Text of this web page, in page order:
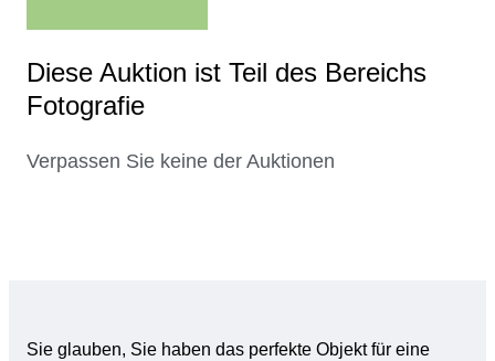
Diese Auktion ist Teil des Bereichs
Fotografie
Verpassen Sie keine der Auktionen
Sie glauben, Sie haben das perfekte Objekt für eine